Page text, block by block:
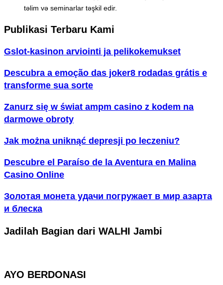
təlim və seminarlar təşkil edir.
Publikasi Terbaru Kami
Gslot-kasinon arviointi ja pelikokemukset
Descubra a emoção das joker8 rodadas grátis e
transforme sua sorte
Zanurz się w świat ampm casino z kodem na
darmowe obroty
Jak można uniknąć depresji po leczeniu?
Descubre el Paraíso de la Aventura en Malina
Casino Online
Золотая монета удачи погружает в мир азарта
и блеска
Jadilah Bagian dari WALHI Jambi
AYO BERDONASI